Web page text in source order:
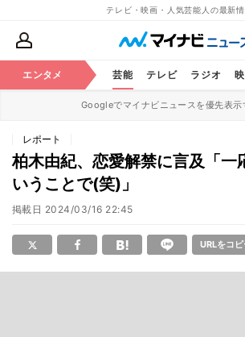
テレビ・映画・人気芸能人の最新
エンタメ 芸能 テレビ ラジオ
Googleでマイナビニュースを優先表示
レポート
柏木由紀、恋愛解禁に言及「一
いうことで(笑)」
掲載日 2024/03/16 22:45
URLをコ